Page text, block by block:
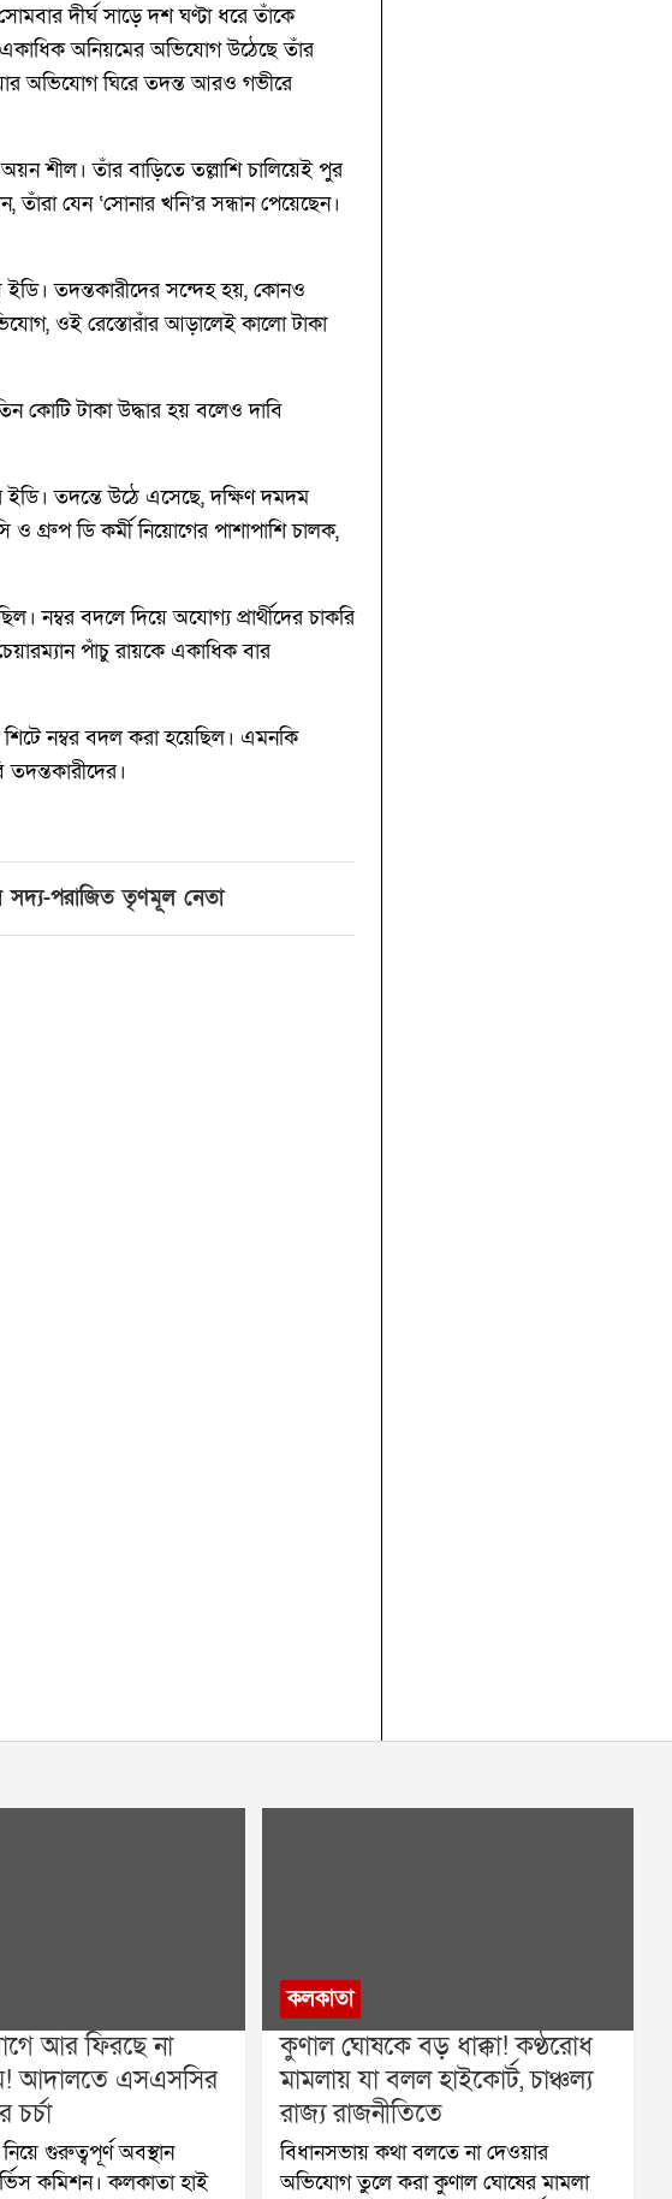
দীর্ঘ সাড়ে দশ ঘণ্টা ধরে তাঁকে
একাধিক অনিয়মের অভিযোগ উঠেছে তাঁর
অভিযোগ ঘিরে তদন্ত আরও গভীরে
শীল। তাঁর বাড়িতে তল্লাশি চালিয়েই পুর
যেন ‘সোনার খনি’র সন্ধান পেয়েছেন।
তদন্তকারীদের সন্দেহ হয়, কোনও
ওই রেস্তোরাঁর আড়ালেই কালো টাকা
কোটি টাকা উদ্ধার হয় বলেও দাবি
ইডি। তদন্তে উঠে এসেছে, দক্ষিণ দমদম
ও গ্রুপ ডি কর্মী নিয়োগের পাশাপাশি চালক,
নম্বর বদলে দিয়ে অযোগ্য প্রার্থীদের চাকরি
পাঁচু রায়কে একাধিক বার
নম্বর বদল করা হয়েছিল। এমনকি
তদন্তকারীদের।
সদ্য-পরাজিত তৃণমূল নেতা
আর ফিরছে না
আদালতে এসএসসির
গুরুত্বপূর্ণ অবস্থান
কমিশন। কলকাতা হাই
কলকাতা
কুণাল ঘোষকে বড় ধাক্কা! কণ্ঠরোধ
মামলায় যা বলল হাইকোর্ট, চাঞ্চল্য
রাজ্য রাজনীতিতে
বিধানসভায় কথা বলতে না দেওয়ার
অভিযোগ তুলে করা কুণাল ঘোষের মামলা